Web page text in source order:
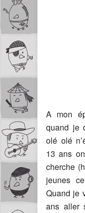
A mon
quand je
olé olé
13 ans
cherche
jeunes
Quand je
ans aller